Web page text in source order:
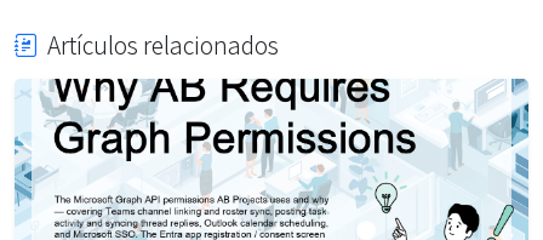
Artículos relacionados